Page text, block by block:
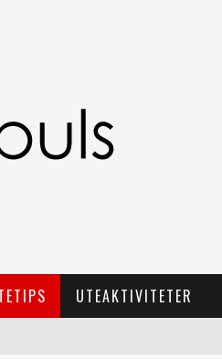
UTEAKTIVITETER